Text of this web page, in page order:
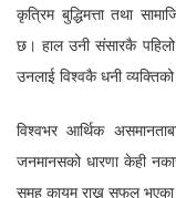
कृत्रिम बुद्धिमत्ता तथा
छ। हाल उनी संसारकै
उनलाई विश्वकै धनी
विश्वभर आर्थिक
जनमानसको धारणा केही
समूह कायम राख्न सफल